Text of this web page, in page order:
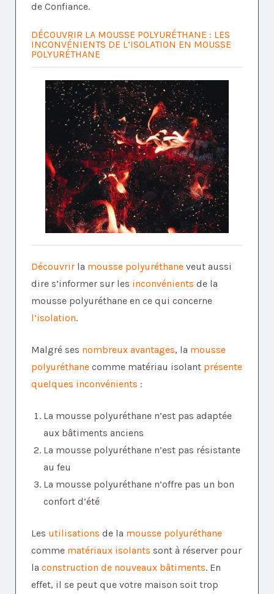
de Confiance.
DÉCOUVRIR LA MOUSSE POLYURÉTHANE : LES
INCONVÉNIENTS DE L’ISOLATION EN MOUSSE
POLYURÉTHANE
Découvrir la mousse polyuréthane veut aussi
dire s’informer sur les inconvénients de la
mousse polyuréthane en ce qui concerne
l’isolation.
Malgré ses nombreux avantages, la mousse
polyuréthane comme matériau isolant présente
quelques inconvénients :
La mousse polyuréthane n’est pas adaptée
aux bâtiments anciens
La mousse polyuréthane n’est pas résistante
au feu
La mousse polyuréthane n’offre pas un bon
confort d’été
Les utilisations de la mousse polyuréthane
comme matériaux isolants sont à réserver pour
la construction de nouveaux bâtiments. En
effet, il se peut que votre maison soit trop